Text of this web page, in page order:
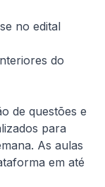
no edital
do
de questões e
para
As aulas
em até